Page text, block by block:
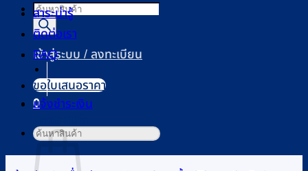
Products
search
เข้าสู่ระบบ / ลงทะเบียน
0
สาระน่ารู้
ติดต่อเรา
FAQ
ขอใบเสนอราคา
แจ้งชำระเงิน
ค้นหา: